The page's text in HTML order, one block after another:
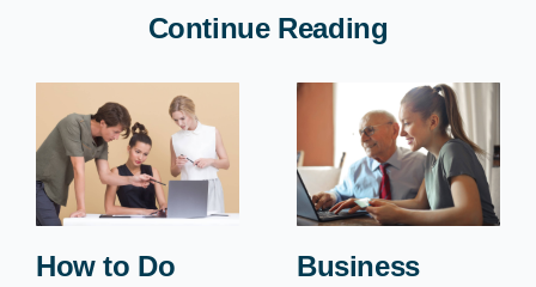
Continue Reading
How to Do
Business